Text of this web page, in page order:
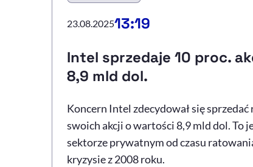
23.08.202513:19
Intel sprzedaje 10 proc.
8,9 mld dol.
Koncern Intel zdecydował się
swoich akcji o wartości 8,9 mld dol. To
sektorze prywatnym od czasu
kryzysie z 2008 roku.